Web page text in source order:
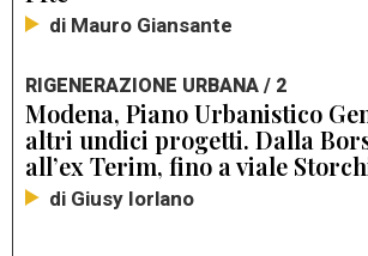
di Mauro Giansante
RIGENERAZIONE URBANA / 2
Modena, Piano Urbanistico
altri undici progetti. Dalla
all’ex Terim, fino a viale
di Giusy Iorlano